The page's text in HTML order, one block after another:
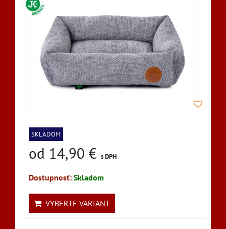
SKLADOM
od 14,90 € s DPH
Dostupnosť: Skladom
VYBERTE VARIANT